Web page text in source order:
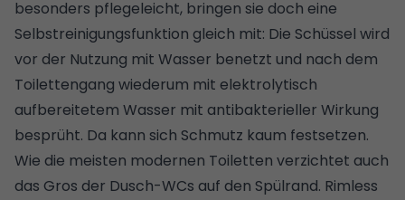
besonders pflegeleicht, bringen sie doch eine
Selbstreinigungsfunktion gleich mit: Die Schüssel wird
vor der Nutzung mit Wasser benetzt und nach dem
Toilettengang wiederum mit elektrolytisch
aufbereitetem Wasser mit antibakterieller Wirkung
besprüht. Da kann sich Schmutz kaum festsetzen.
Wie die meisten modernen Toiletten verzichtet auch
das Gros der Dusch-WCs auf den Spülrand. Rimless